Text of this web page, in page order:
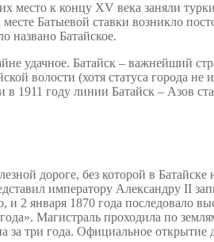
место к концу XV века заняли
Батыевой ставки возникло
названо Батайское.
удачное. Батайск – важнейший
волости (хотя статуса города
в 1911 году линии Батайск – Азов
дороге, без которой в
императору Александру II
2 января 1870 года последовало
года». Магистраль проходила по
за три года. Официальное открытие